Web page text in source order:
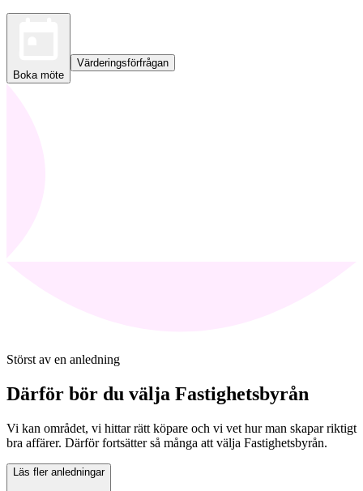
Boka möte
Värderingsförfrågan
Störst av en anledning
Därför bör du välja Fastighetsbyrån
Vi kan området, vi hittar rätt köpare och vi vet hur man skapar riktigt
bra affärer. Därför fortsätter så många att välja Fastighetsbyrån.
Läs fler anledningar